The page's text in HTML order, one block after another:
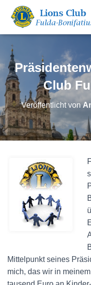
Club
Veröffentlicht von
Mittelpunkt seines
mich, das wir in